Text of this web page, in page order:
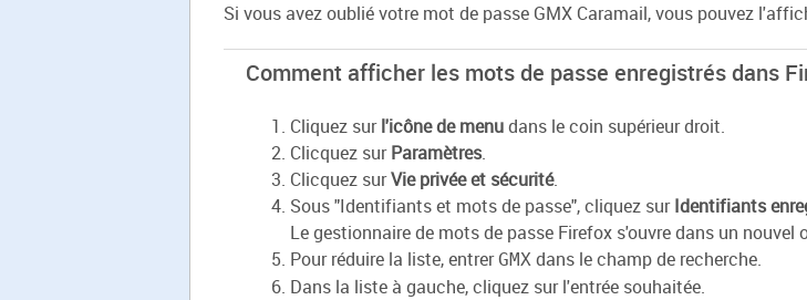
Si vous avez oublié votre mot de passe GMX Caramail, vous pouvez
Comment afficher les mots de passe enregistrés dans
Cliquez surl'icône de menudans le coin supérieur droit.
Clicquez surParamètres.
Clicquez surVie privée et sécurité.
Sous "Identifiants et mots de passe", cliquez surIdentifiants
Le gestionnaire de mots de passe Firefox s'ouvre dans un nouvel
Pour réduire la liste, entrerGMX dans le champ de recherche.
Dans la liste à gauche, cliquez sur l'entrée souhaitée.